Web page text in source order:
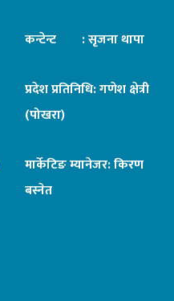
कन्टेन्ट : सृजना थापा
प्रदेश प्रतिनिधि: गणेश क्षेत्री
(पोखरा)
मार्केटिङ म्यानेजर: किरण
बस्नेत